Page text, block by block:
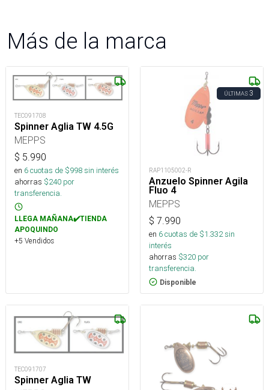
Más de la marca
TEC091708
Spinner Aglia TW 4.5G
MEPPS
$ 5.990
en 6cuotas de $998sin interés
ahorras $240 por
transferencia.
LLEGA MAÑANA✔️TIENDA
APOQUINDO
+5 Vendidos
ÚLTIMAS3
RAP1105002-R
Anzuelo Spinner Agila
Fluo 4
MEPPS
$ 7.990
en 6cuotas de $1.332sin
interés
ahorras $320 por
transferencia.
Disponible
TEC091707
Spinner Aglia TW